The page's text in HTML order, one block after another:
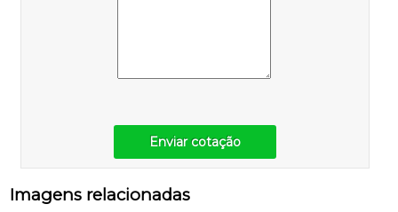
Enviar cotação
Imagens relacionadas